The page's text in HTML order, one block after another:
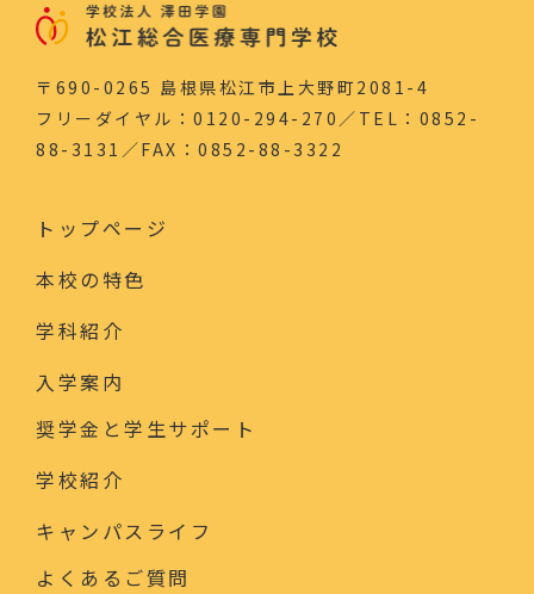
〒690-0265 島根県松江市上大野町2081-4
フリーダイヤル：0120-294-270／TEL：0852-
88-3131／FAX：0852-88-3322
トップページ
本校の特色
学科紹介
入学案内
奨学金と学生サポート
学校紹介
キャンパスライフ
よくあるご質問